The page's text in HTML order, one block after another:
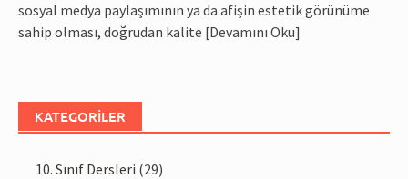
sosyal medya paylaşımının ya da afişin estetik görünüme
sahip olması, doğrudan kalite [Devamını Oku]
KATEGORILER
10. Sınıf Dersleri (29)